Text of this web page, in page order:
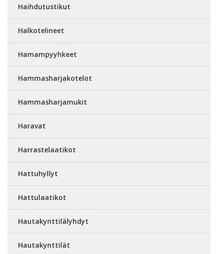
Haihdutustikut
Halkotelineet
Hamampyyhkeet
Hammasharjakotelot
Hammasharjamukit
Haravat
Harrastelaatikot
Hattuhyllyt
Hattulaatikot
Hautakynttilälyhdyt
Hautakynttilät